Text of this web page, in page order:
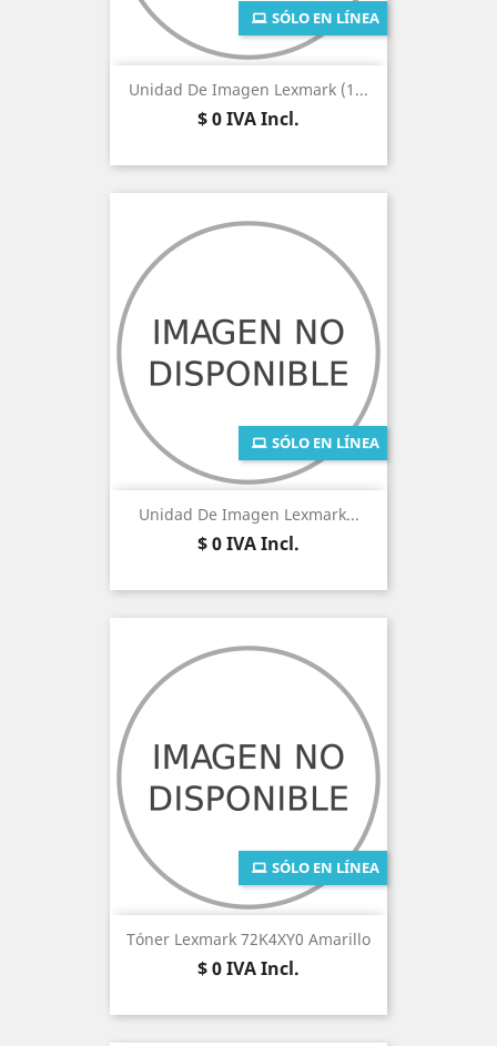
Unidad De Imagen Lexmark (1...
Precio
$ 0IVA Incl.
SÓLO EN LÍNEA
Unidad De Imagen Lexmark...
Precio
$ 0IVA Incl.
SÓLO EN LÍNEA
Tóner Lexmark 72K4XY0 Amarillo
Precio
$ 0IVA Incl.
SÓLO EN LÍNEA